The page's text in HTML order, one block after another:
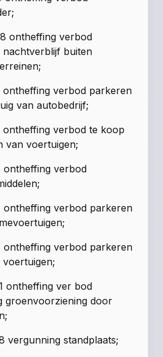
ontheffing verbod
nachtverblijf buiten
ontheffing verbod parkeren
van autobedrijf;
ontheffing verbod te koop
van voertuigen;
ontheffing verbod
ontheffing verbod parkeren
ontheffing verbod parkeren
ontheffing ver bod
groenvoorziening door
vergunning standplaats;